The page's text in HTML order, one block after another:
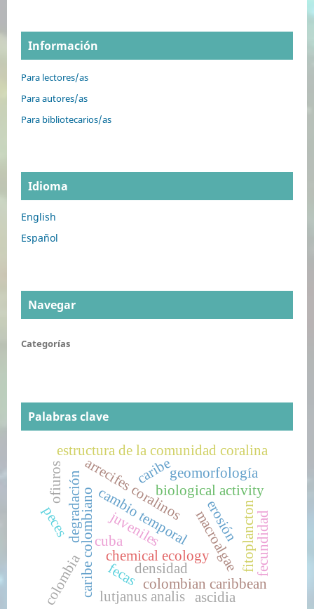
Información
Para lectores/as
Para autores/as
Para bibliotecarios/as
Idioma
English
Español
Navegar
Categorías
Palabras clave
macroalgae
colombian caribbean
chemical ecology
biological activity
arrecifes coralinos
cambio temporal
caribe colombiano
degradación
estructura de la comunidad coralina
fecas
fitoplancton
juveniles
densidad
colombia
caribe
lutjanus analis
geomorfología
erosión
ofiuros
peces
cuba
ascidia
fecundidad